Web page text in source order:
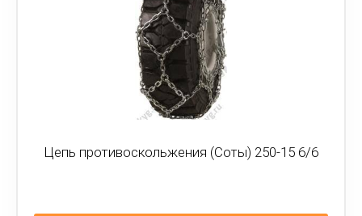
Цепь противоскольжения (Соты) 250-15 6/6